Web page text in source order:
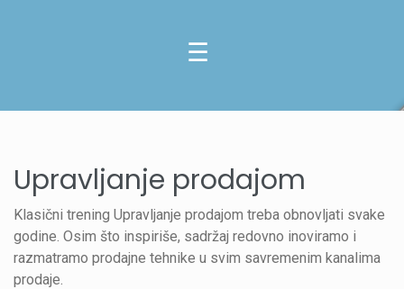
Upravljanje prodajom
Klasični trening Upravljanje prodajom treba obnovljati svake
godine. Osim što inspiriše, sadržaj redovno inoviramo i
razmatramo prodajne tehnike u svim savremenim kanalima
prodaje.